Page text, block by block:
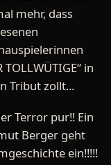
mehr, dass
in
Tribut zollt...
Terror pur!! Ein
Berger geht
ein!!!!!